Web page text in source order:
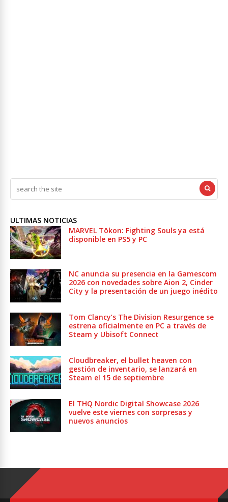
ULTIMAS NOTICIAS
MARVEL Tōkon: Fighting Souls ya está
disponible en PS5 y PC
NC anuncia su presencia en la Gamescom
2026 con novedades sobre Aion 2, Cinder
City y la presentación de un juego inédito
Tom Clancy’s The Division Resurgence se
estrena oficialmente en PC a través de
Steam y Ubisoft Connect
Cloudbreaker, el bullet heaven con
gestión de inventario, se lanzará en
Steam el 15 de septiembre
El THQ Nordic Digital Showcase 2026
vuelve este viernes con sorpresas y
nuevos anuncios